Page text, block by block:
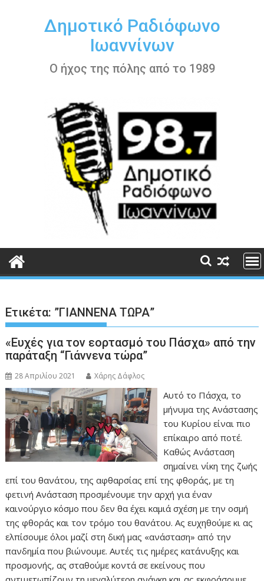
περιεχόμενοΔημοτικό Ραδιόφωνο
Ιωαννίνων
Ο ήχος της πόλης από το 1989
Ετικέτα: ”ΓΙΑΝΝΕΝΑ ΤΩΡΑ”
«Ευχές για τον εορτασμό του Πάσχα» από την
παράταξη “Γιάννενα τώρα”
28 Απριλίου 2021 Χάρης Δάφλος
Αυτό το Πάσχα, το
μήνυμα της Ανάστασης
του Κυρίου είναι πιο
επίκαιρο από ποτέ.
Καθώς Ανάσταση
σημαίνει νίκη της ζωής
επί του θανάτου, της αφθαρσίας επί της φθοράς, με τη
φετινή Ανάσταση προσμένουμε την αρχή για έναν
καινούργιο κόσμο που δεν θα έχει καμιά σχέση με την οσμή
της φθοράς και τον τρόμο του θανάτου. Ας ευχηθούμε κι ας
ελπίσουμε όλοι μαζί στη δική μας «ανάσταση» από την
πανδημία που βιώνουμε. Αυτές τις ημέρες κατάνυξης και
προσμονής, ας σταθούμε κοντά σε εκείνους που